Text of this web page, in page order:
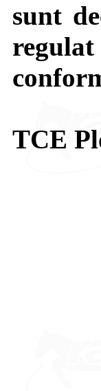
sunt
TCE